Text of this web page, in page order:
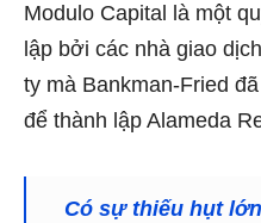
Modulo Capital là một
lập bởi các nhà giao
ty mà Bankman-Fried
để thành lập Alameda
Có sự thiếu hụt